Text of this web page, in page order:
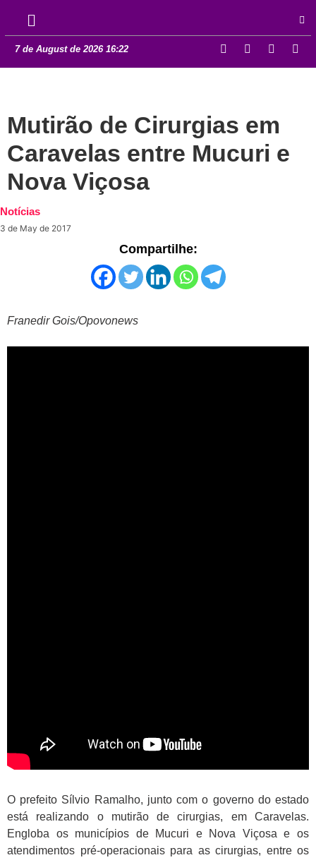
7 de August de 2026 16:22
Mutirão de Cirurgias em
Caravelas entre Mucuri e
Nova Viçosa
Notícias
3 de May de 2017
Compartilhe:
Franedir Gois/Opovonews
O prefeito Sílvio Ramalho, junto com o governo do estado
está realizando o mutirão de cirurgias, em Caravelas.
Engloba os municípios de Mucuri e Nova Viçosa e os
atendimentos pré-operacionais para as cirurgias, entre os